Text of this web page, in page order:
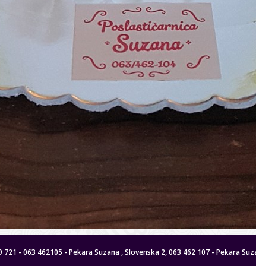
- 063 462105 - Pekara Suzana , Slovenska 2, 063 462 107 - Pekara